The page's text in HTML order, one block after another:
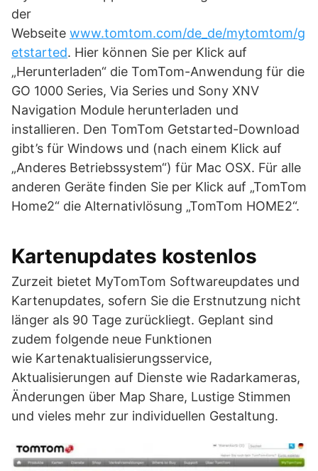
der
Webseite www.tomtom.com/de_de/mytomtom/g
etstarted. Hier können Sie per Klick auf
„Herunterladen“ die TomTom-Anwendung für die
GO 1000 Series, Via Series und Sony XNV
Navigation Module herunterladen und
installieren. Den TomTom Getstarted-Download
gibt’s für Windows und (nach einem Klick auf
„Anderes Betriebssystem“) für Mac OSX. Für alle
anderen Geräte finden Sie per Klick auf „TomTom
Home2“ die Alternativlösung „TomTom HOME2“.
Kartenupdates kostenlos
Zurzeit bietet MyTomTom Softwareupdates und
Kartenupdates, sofern Sie die Erstnutzung nicht
länger als 90 Tage zurückliegt. Geplant sind
zudem folgende neue Funktionen
wie Kartenaktualisierungsservice,
Aktualisierungen auf Dienste wie Radarkameras,
Änderungen über Map Share, Lustige Stimmen
und vieles mehr zur individuellen Gestaltung.